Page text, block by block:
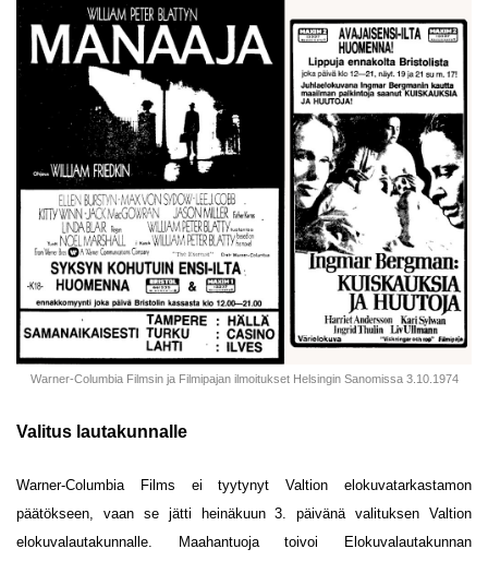
Warner-Columbia Filmsin ja Filmipajan ilmoitukset Helsingin Sanomissa 3.10.1974
Valitus lautakunnalle
Warner-Columbia Films ei tyytynyt Valtion elokuvatarkastamon
päätökseen, vaan se jätti heinäkuun 3. päivänä valituksen Valtion
elokuvalautakunnalle. Maahantuoja toivoi Elokuvalautakunnan